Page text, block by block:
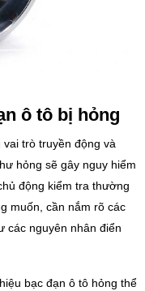
ô tô bị hỏng
trò truyền động và
hỏng sẽ gây nguy hiểm
động kiểm tra thường
muốn, cần nắm rõ các
các nguyên nhân điển
bạc đạn ô tô hỏng thể